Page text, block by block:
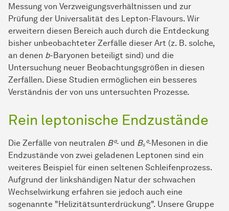
Messung von Verzweigungsverhältnissen und zur
Prüfung der Universalität des Lepton-Flavours. Wir
erweitern diesen Bereich auch durch die Entdeckung
bisher unbeobachteter Zerfälle dieser Art (z. B. solche,
an denen b-Baryonen beteiligt sind) und die
Untersuchung neuer Beobachtungsgrößen in diesen
Zerfällen. Diese Studien ermöglichen ein besseres
Verständnis der von uns untersuchten Prozesse.
Rein leptonische Endzustände
Die Zerfälle von neutralen B⁰- und Bₛ⁰-Mesonen in die
Endzustände von zwei geladenen Leptonen sind ein
weiteres Beispiel für einen seltenen Schleifenprozess.
Aufgrund der linkshändigen Natur der schwachen
Wechselwirkung erfahren sie jedoch auch eine
sogenannte "Helizitätsunterdrückung". Unsere Gruppe